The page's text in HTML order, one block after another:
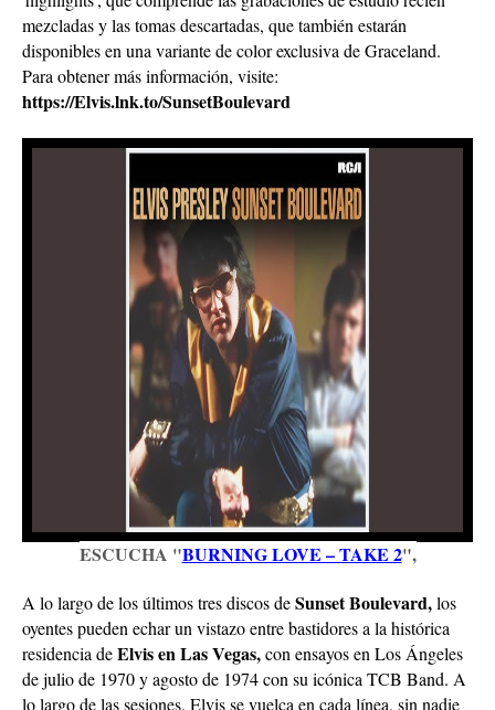
mezcladas y las tomas descartadas, que también estarán
disponibles en una variante de color exclusiva de Graceland.
Para obtener más información, visite:
https://Elvis.lnk.to/SunsetBoulevard
ESCUCHA "BURNING LOVE – TAKE 2",
A lo largo de los últimos tres discos deSunset Boulevard,los
oyentes pueden echar un vistazo entre bastidores a la histórica
residencia deElvis en Las Vegas,con ensayos en Los Ángeles
de julio de 1970 y agosto de 1974 con su icónica TCB Band. A
lo largo de las sesiones, Elvis se vuelca en cada línea, sin nadie